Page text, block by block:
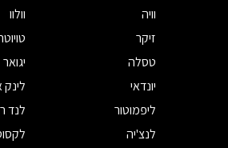
וויה
וולוו
זיקר
טסלה
יגואר
יונדאי
לינק
ליפמוטור
לנד
לנצ'יה